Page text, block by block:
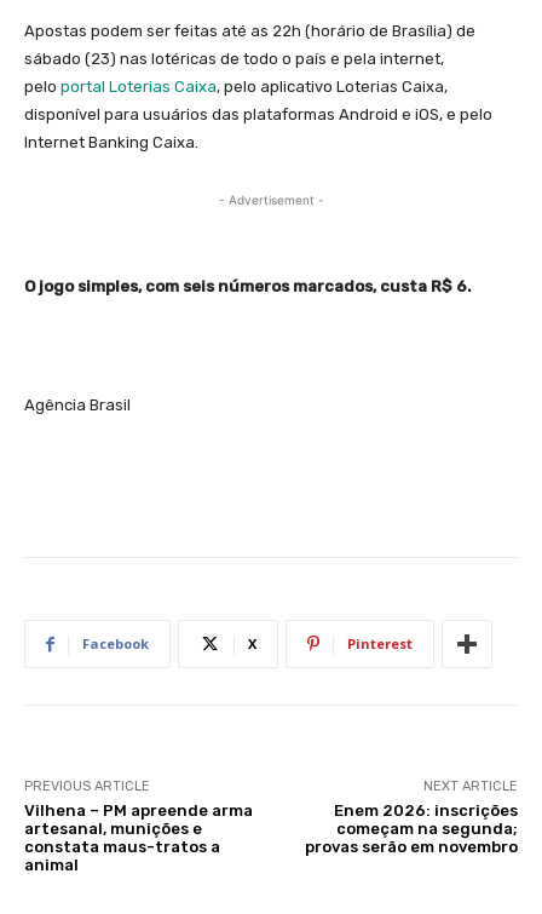
Apostas podem ser feitas até as 22h (horário de Brasília) de
sábado (23) nas lotéricas de todo o país e pela internet,
pelo portal Loterias Caixa, pelo aplicativo Loterias Caixa,
disponível para usuários das plataformas Android e iOS, e pelo
Internet Banking Caixa.
- Advertisement -
O jogo simples, com seis números marcados, custa R$ 6.
Agência Brasil
Facebook X Pinterest
PREVIOUS ARTICLE
Vilhena – PM apreende arma
artesanal, munições e
constata maus-tratos a
animal
NEXT ARTICLE
Enem 2026: inscrições
começam na segunda;
provas serão em novembro